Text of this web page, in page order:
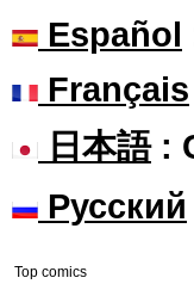
Español
Français
日本語:
Русский
Top comics